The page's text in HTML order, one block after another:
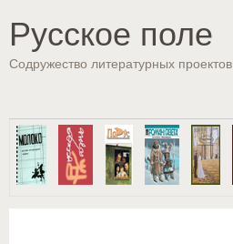
Русское поле
Содружество литературных проектов